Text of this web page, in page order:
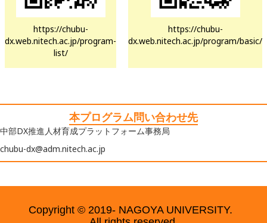
https://chubu-
dx.web.nitech.ac.jp/program-
list/
https://chubu-
dx.web.nitech.ac.jp/program/basic/
本プログラム問い合わせ先
中部DX推進人材育成プラットフォーム事務局
chubu-dx@adm.nitech.ac.jp
Copyright © 2019- NAGOYA UNIVERSITY.